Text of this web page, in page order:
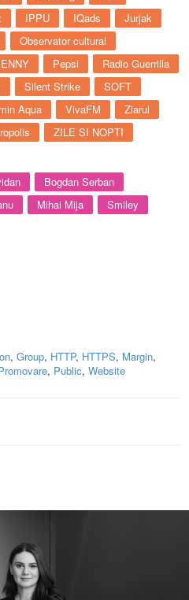
IPPU IQads
Jurjak
Observator cultural
Pepsi
Radio Guerrilla
Silent Strike
SOFT
Aqua VivaFM
Ziarul
ZILE SI NOPTI
Bogdan Serban
Mihai Mija
Smiley
, Group, HTTP, HTTPS, Margin,
, Public, Website